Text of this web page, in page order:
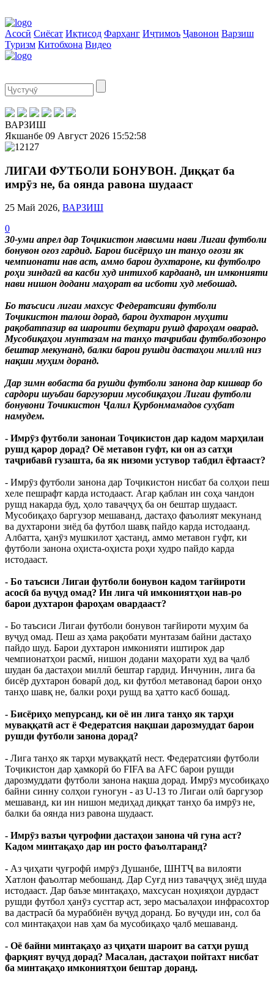
Асосӣ Сиёсат Иқтисод Фарҳанг Иҷтимоъ Ҷавонон Варзиш
Туризм Китобхона Видео
ВАРЗИШ
Якшанбе 09 Август 2026 15:52:59
ЛИГАИ ФУТБОЛИ БОНУВОН. Диққат ба
имрӯз не, ба оянда равона шудааст
25 Май 2026, ВАРЗИШ
0
30-уми апрел дар Тоҷикистон мавсими нави Лигаи футболи
бонувон оғоз гардид. Барои бисёриҳо ин танҳо оғози як
чемпионати нав аст, аммо барои духтароне, ки футболро
роҳи зиндагӣ ва касби худ интихоб кардаанд, ин имконияти
нави нишон додани маҳорат ва исботи худ мебошад.
Бо таъсиси лигаи махсус Федератсияи футболи
Тоҷикистон талош дорад, барои духтарон муҳити
рақобатпазир ва шароити беҳтари рушд фароҳам оварад.
Мусобиқаҳои мунтазам на танҳо таҷрибаи футболбозонро
бештар мекунанд, балки барои рушди дастаҳои миллӣ низ
нақши муҳим доранд.
Дар зимн вобаста ба рушди футболи занона дар кишвар бо
сардори шуъбаи баргузории мусобиқаҳои Лигаи футболи
бонувони Точикистон Ҷалил Қурбонмамадов суҳбат
намудем.
- Имрӯз футболи занонаи Тоҷикистон дар кадом марҳилаи
рушд қарор дорад? Оё метавон гуфт, ки он аз сатҳи
таҷрибавӣ гузашта, ба як низоми устувор табдил ёфтааст?
- Имрӯз футболи занона дар Тоҷикистон нисбат ба солҳои пеш
хеле пешрафт карда истодааст. Агар қаблан ин соҳа чандон
рушд накарда буд, ҳоло таваҷҷуҳ ба он бештар шудааст.
Мусобиқаҳо баргузор мешаванд, дастаҳо фаъолият мекунанд
ва духтарони зиёд ба футбол шавқ пайдо карда истодаанд.
Албатта, ҳанӯз мушкилот ҳастанд, аммо метавон гуфт, ки
футболи занона оҳиста-оҳиста роҳи худро пайдо карда
истодааст.
- Бо таъсиси Лигаи футболи бонувон кадом тағйироти
асосӣ ба вуҷуд омад? Ин лига чӣ имкониятҳои нав-ро
барои духтарон фароҳам овардааст?
- Бо таъсиси Лигаи футболи бонувон тағйироти муҳим ба
вуҷуд омад. Пеш аз ҳама рақобати мунтазам байни дастаҳо
пайдо шуд. Барои духтарон имконияти иштирок дар
чемпионатҳои расмӣ, нишон додани маҳорати худ ва ҷалб
шудан ба дастаҳои миллӣ бештар гардид. Инчунин, лига ба
бисёр духтарон боварӣ дод, ки футбол метавонад барои онҳо
танҳо шавқ не, балки роҳи рушд ва ҳатто касб бошад.
- Бисёриҳо мепурсанд, ки оё ин лига танҳо як тарҳи
муваққатӣ аст ё Федератсия нақшаи дарозмуддат барои
рушди футболи занона дорад?
- Лига танҳо як тарҳи муваққатӣ нест. Федератсияи футболи
Тоҷикистон дар ҳамкорӣ бо FIFA ва AFC барои рушди
дарозмуддати футболи занона нақша дорад. Имрӯз мусобиқаҳо
байни синну солҳои гуногун - аз U-13 то Лигаи олӣ баргузор
мешаванд, ки ин нишон медиҳад диққат танҳо ба имрӯз не,
балки ба оянда низ равона шудааст.
- Имрӯз вазъи ҷуғрофии дастаҳои занона чӣ гуна аст?
Кадом минтақаҳо дар ин росто фаъолтаранд?
- Аз ҷиҳати ҷуғрофӣ имрӯз Душанбе, ШНТҶ ва вилояти
Хатлон фаъолтар мебошанд. Дар Суғд низ таваҷҷуҳ зиёд шуда
истодааст. Дар баъзе минтақаҳо, махсусан ноҳияҳои дурдаст
рушди футбол ҳанӯз сусттар аст, зеро масъалаҳои инфрасохтор
ва дастрасӣ ба мураббиён вуҷуд доранд. Бо вуҷуди ин, сол ба
сол минтақаҳои нав ҳам ба мусобиқаҳо ҷалб мешаванд.
- Оё байни минтақаҳо аз ҷиҳати шароит ва сатҳи рушд
фарқият вуҷуд дорад? Масалан, дастаҳои пойтахт нисбат
ба минтақаҳо имкониятҳои бештар доранд.